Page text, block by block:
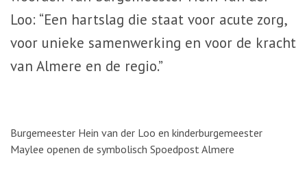
Loo: “Een hartslag die staat voor acute zorg,
voor unieke samenwerking en voor de kracht
van Almere en de regio.”
Burgemeester Hein van der Loo en kinderburgemeester
Maylee openen de symbolisch Spoedpost Almere